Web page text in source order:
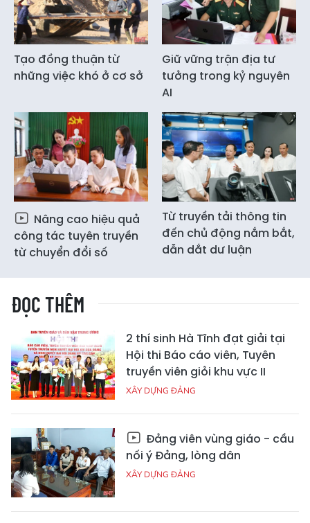
Tạo đồng thuận từ
những việc khó ở cơ sở
Giữ vững trận địa tư
tưởng trong kỷ nguyên
AI
Nâng cao hiệu quả
công tác tuyên truyền
từ chuyển đổi số
Từ truyền tải thông tin
đến chủ động nắm bắt,
dẫn dắt dư luận
ĐỌC THÊM
2 thí sinh Hà Tĩnh đạt giải tại
Hội thi Báo cáo viên, Tuyên
truyền viên giỏi khu vực II
XÂY DỰNG ĐẢNG
Đảng viên vùng giáo - cầu
nối ý Đảng, lòng dân
XÂY DỰNG ĐẢNG